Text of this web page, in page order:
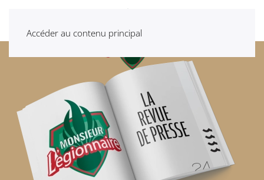
Accéder au contenu principal